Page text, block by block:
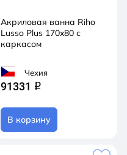
Акриловая ванна Riho
Lusso Plus 170x80 с
каркасом
Чехия
91331 q
В корзину